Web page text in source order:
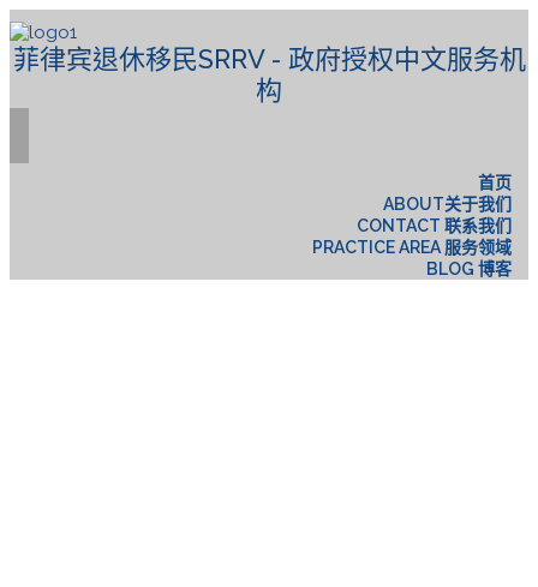
菲律宾退休移民SRRV - 政府授权中文服务机
构
首页
ABOUT关于我们
CONTACT 联系我们
PRACTICE AREA 服务领域
BLOG 博客